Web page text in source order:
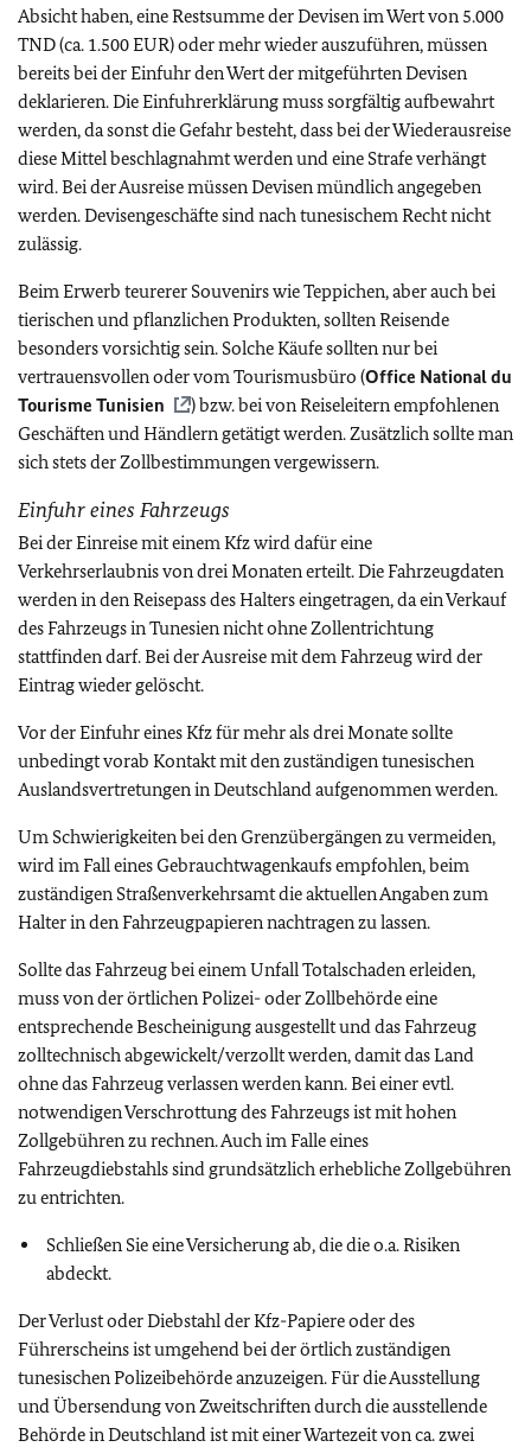
Absicht haben, eine Restsumme der Devisen im Wert von 5.000
TND (ca. 1.500 EUR) oder mehr wieder auszuführen, müssen
bereits bei der Einfuhr den Wert der mitgeführten Devisen
deklarieren. Die Einfuhrerklärung muss sorgfältig aufbewahrt
werden, da sonst die Gefahr besteht, dass bei der Wiederausreise
diese Mittel beschlagnahmt werden und eine Strafe verhängt
wird. Bei der Ausreise müssen Devisen mündlich angegeben
werden. Devisengeschäfte sind nach tunesischem Recht nicht
zulässig.
Beim Erwerb teurerer Souvenirs wie Teppichen, aber auch bei
tierischen und pflanzlichen Produkten, sollten Reisende
besonders vorsichtig sein. Solche Käufe sollten nur bei
vertrauensvollen oder vom Tourismusbüro (Office National du
Tourisme Tunisien
)bzw. bei von Reiseleitern empfohlenen
Geschäften und Händlern getätigt werden. Zusätzlich sollte man
sich stets der Zollbestimmungen vergewissern.
Einfuhr eines Fahrzeugs
Bei der Einreise mit einem Kfz wird dafür eine
Verkehrserlaubnis von drei Monaten erteilt. Die Fahrzeugdaten
werden in den Reisepass des Halters eingetragen, da ein Verkauf
des Fahrzeugs in Tunesien nicht ohne Zollentrichtung
stattfinden darf. Bei der Ausreise mit dem Fahrzeug wird der
Eintrag wieder gelöscht.
Vor der Einfuhr eines Kfz für mehr als drei Monate sollte
unbedingt vorab Kontakt mit den zuständigen tunesischen
Auslandsvertretungen in Deutschland aufgenommen werden.
Um Schwierigkeiten bei den Grenzübergängen zu vermeiden,
wird im Fall eines Gebrauchtwagenkaufs empfohlen, beim
zuständigen Straßenverkehrsamt die aktuellen Angaben zum
Halter in den Fahrzeugpapieren nachtragen zu lassen.
Sollte das Fahrzeug bei einem Unfall Totalschaden erleiden,
muss von der örtlichen Polizei- oder Zollbehörde eine
entsprechende Bescheinigung ausgestellt und das Fahrzeug
zolltechnisch abgewickelt/verzollt werden, damit das Land
ohne das Fahrzeug verlassen werden kann. Bei einer evtl.
notwendigen Verschrottung des Fahrzeugs ist mit hohen
Zollgebühren zu rechnen. Auch im Falle eines
Fahrzeugdiebstahls sind grundsätzlich erhebliche Zollgebühren
zu entrichten.
Schließen Sie eine Versicherung ab, die die o.a. Risiken
abdeckt.
Der Verlust oder Diebstahl der Kfz-Papiere oder des
Führerscheins ist umgehend bei der örtlich zuständigen
tunesischen Polizeibehörde anzuzeigen. Für die Ausstellung
und Übersendung von Zweitschriften durch die ausstellende
Behörde in Deutschland ist mit einer Wartezeit von ca. zwei